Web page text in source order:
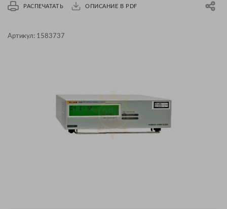
РАСПЕЧАТАТЬ ОПИСАНИЕ В PDF
Артикул: 1583737